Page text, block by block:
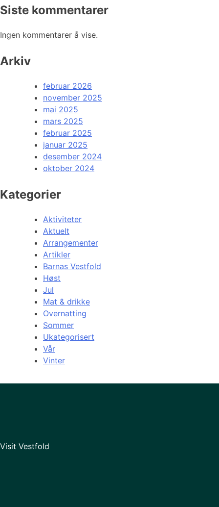
Siste kommentarer
Ingen kommentarer å vise.
Arkiv
februar 2026
november 2025
mai 2025
mars 2025
februar 2025
januar 2025
desember 2024
oktober 2024
Kategorier
Aktiviteter
Aktuelt
Arrangementer
Artikler
Barnas Vestfold
Høst
Jul
Mat & drikke
Overnatting
Sommer
Ukategorisert
Vår
Vinter
Visit Vestfold